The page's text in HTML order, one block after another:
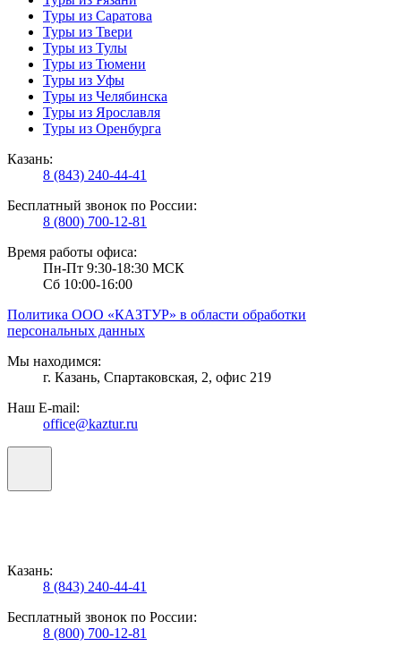
Туры из Саратова
Туры из Твери
Туры из Тулы
Туры из Тюмени
Туры из Уфы
Туры из Челябинска
Туры из Ярославля
Туры из Оренбурга
Казань:
8 (843) 240-44-41
Бесплатный звонок по России:
8 (800) 700-12-81
Время работы офиса:
Пн-Пт 9:30-18:30 МСК
Сб 10:00-16:00
Политика ООО «КАЗТУР» в области обработки
персональных данных
Мы находимся:
г. Казань, Спартаковская, 2, офис 219
Наш E-mail:
office@kaztur.ru
Казань:
8 (843) 240-44-41
Бесплатный звонок по России:
8 (800) 700-12-81